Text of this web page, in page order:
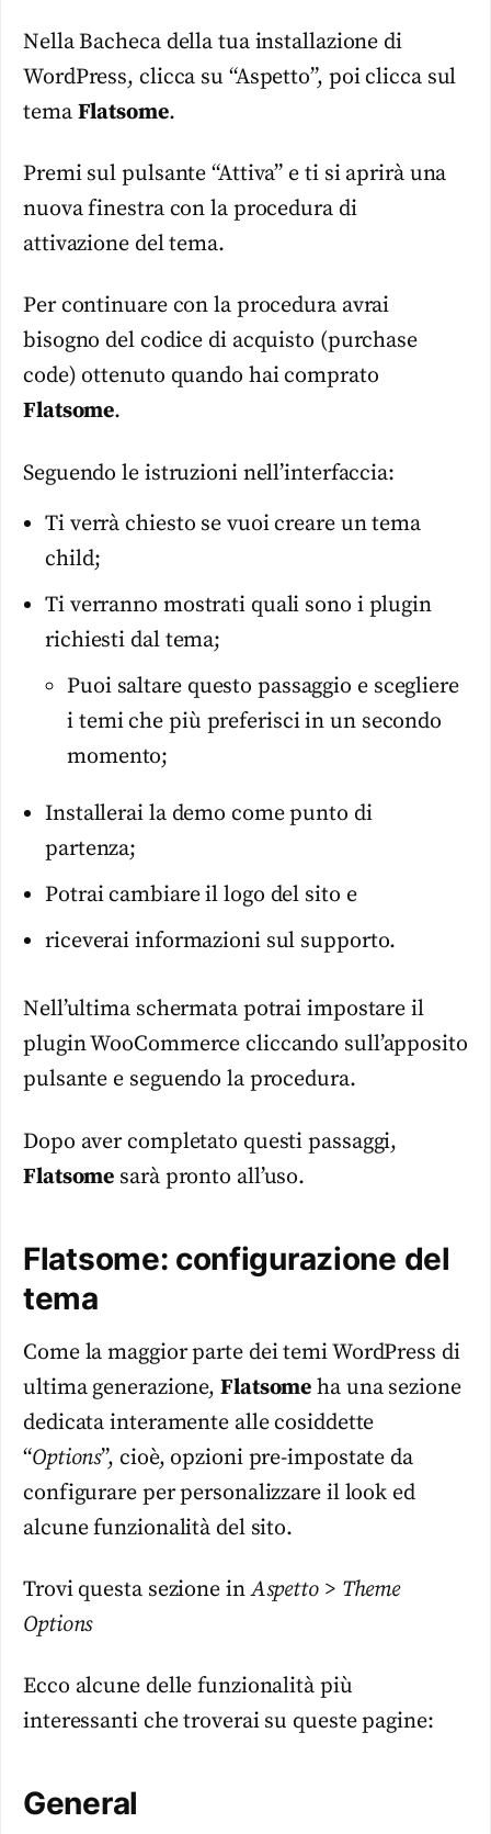
Nella Bacheca della tua installazione di
WordPress, clicca su “Aspetto”, poi clicca sul
tema Flatsome.
Premi sul pulsante “Attiva” e ti si aprirà una
nuova finestra con la procedura di
attivazione del tema.
Per continuare con la procedura avrai
bisogno del codice di acquisto (purchase
code) ottenuto quando hai comprato
Flatsome.
Seguendo le istruzioni nell’interfaccia:
Ti verrà chiesto se vuoi creare un tema
child;
Ti verranno mostrati quali sono i plugin
richiesti dal tema;
Puoi saltare questo passaggio e scegliere
i temi che più preferisci in un secondo
momento;
Installerai la demo come punto di
partenza;
Potrai cambiare il logo del sito e
riceverai informazioni sul supporto.
Nell’ultima schermata potrai impostare il
plugin WooCommerce cliccando sull’apposito
pulsante e seguendo la procedura.
Dopo aver completato questi passaggi,
Flatsome sarà pronto all’uso.
Flatsome: configurazione del
tema
Come la maggior parte dei temi WordPress di
ultima generazione, Flatsome ha una sezione
dedicata interamente alle cosiddette
“Options”, cioè, opzioni pre-impostate da
configurare per personalizzare il look ed
alcune funzionalità del sito.
Trovi questa sezione inAspetto> Theme
Options
Ecco alcune delle funzionalità più
interessanti che troverai su queste pagine:
General